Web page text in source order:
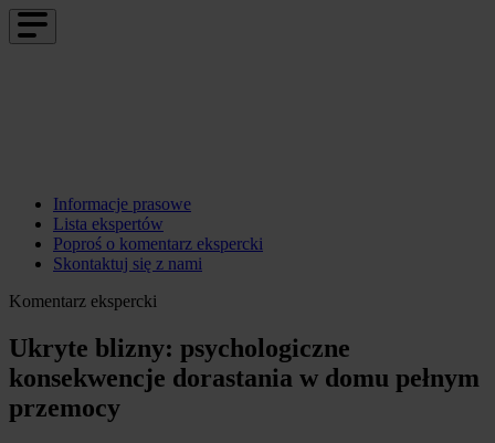
Informacje prasowe
Lista ekspertów
Poproś o komentarz ekspercki
Skontaktuj się z nami
Komentarz ekspercki
Ukryte blizny: psychologiczne
konsekwencje dorastania w domu pełnym
przemocy